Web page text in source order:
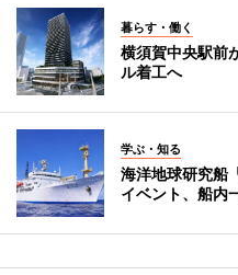
暮らす・働く
横須賀中央駅前
ル着工へ
学ぶ・知る
海洋地球研究船
イベント、船内